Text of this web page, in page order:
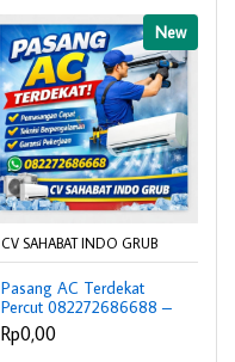
New
CV SAHABAT INDO GRUB
Pasang AC Terdekat
Percut 082272686688 –
Teknisi Profesional &
Bergaransi ❄️
Rp0,00